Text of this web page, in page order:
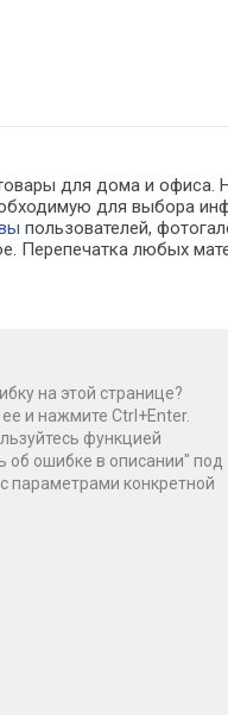
для дома и
для выбора
пользователей,
Перепечатка любых
на этой странице?
и нажмите Ctrl+Enter.
функцией
об ошибке в описании" под
параметрами конкретной